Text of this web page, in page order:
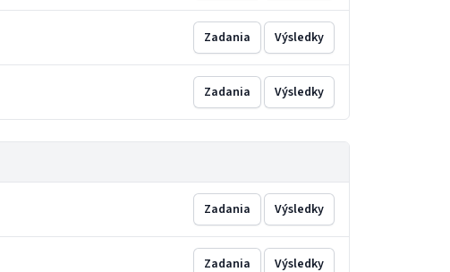
Zadania Výsledky
Zadania Výsledky
Zadania Výsledky
Zadania Výsledky